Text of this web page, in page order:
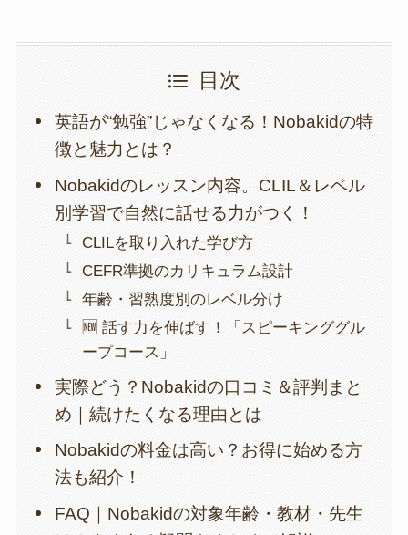
目次
英語が“勉強”じゃなくなる！Nobakidの特
徴と魅力とは？
Nobakidのレッスン内容。CLIL＆レベル
別学習で自然に話せる力がつく！
CLILを取り入れた学び方
CEFR準拠のカリキュラム設計
年齢・習熟度別のレベル分け
🆕 話す力を伸ばす！「スピーキンググル
ープコース」
実際どう？Nobakidの口コミ＆評判まと
め｜続けたくなる理由とは
Nobakidの料金は高い？お得に始める方
法も紹介！
FAQ｜Nobakidの対象年齢・教材・先生